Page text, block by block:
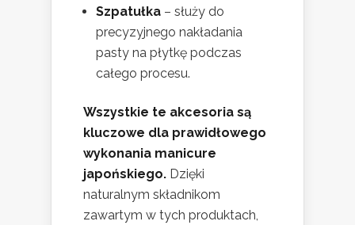
Szpatułka – służy do
precyzyjnego nakładania
pasty na płytkę podczas
całego procesu.
Wszystkie te akcesoria są
kluczowe dla prawidłowego
wykonania manicure
japońskiego. Dzięki
naturalnym składnikom
zawartym w tych produktach,